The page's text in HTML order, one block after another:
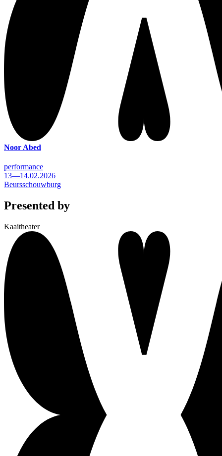
Noor Abed
performance
13—14.02.2026
Beursschouwburg
Presented by
Kaaitheater